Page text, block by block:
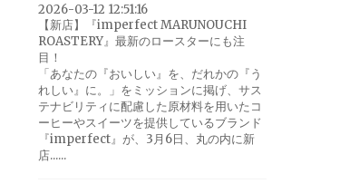
2026-03-12 12:51:16
【新店】『imperfect MARUNOUCHI
ROASTERY』最新のロースターにも注
目！
「あなたの『おいしい』を、だれかの『う
れしい』に。」をミッションに掲げ、サス
テナビリティに配慮した原材料を用いたコ
ーヒーやスイーツを提供しているブランド
『imperfect』が、3月6日、丸の内に新
店......